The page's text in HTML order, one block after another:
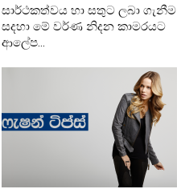
සාර්ථකත්වය හා සතුට ලබා ගැනීම
සදහා මේ වර්ණ නිදන කාමරයට
ආලේප...